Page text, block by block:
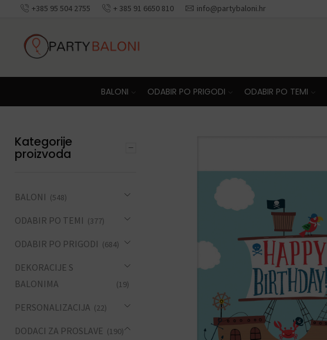
+385 95 504 2755 + 385 91 6650 810 info@partybaloni.hr
Besplatna dostava iznad 70 €
BALONI ODABIR PO PRIGODI ODABIR PO TEMI
Kategorije
proizvoda
BALONI (548)
ODABIR PO TEMI (377)
ODABIR PO PRIGODI (684)
DEKORACIJE S
BALONIMA
(19)
PERSONALIZACIJA (22)
DODACI ZA PROSLAVE (190)